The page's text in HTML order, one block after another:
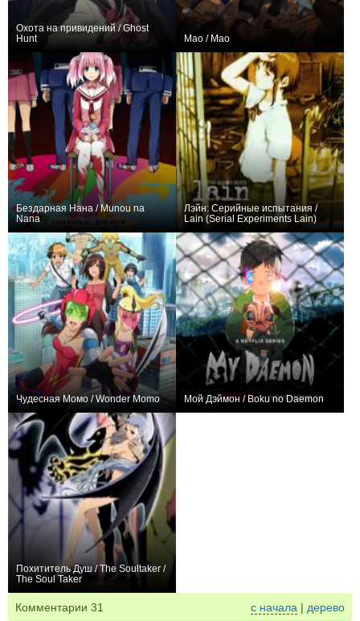
Охота на привидений / Ghost
Hunt
Мао / Mao
Бездарная Нана / Munou na
Nana
Лэйн: Серийные испытания /
Lain (Serial Experiments Lain)
Чудесная Момо / Wonder Momo Мой Дэймон / Boku no Daemon
Похититель Душ / The Soultaker /
The Soul Taker
Комментарии 31 с начала | дерево